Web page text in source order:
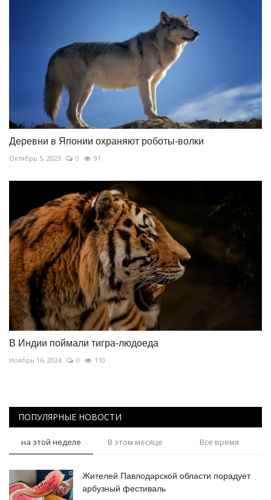
Деревни в Японии охраняют роботы-волки
Октябрь 5, 2023 0 91
В Индии поймали тигра-людоеда
Ноябрь 16, 2024 0 110
ПОПУЛЯРНЫЕ НОВОСТИ
на этой неделе В этом месяце Все время
Жителей Павлодарской области порадует
арбузный фестиваль